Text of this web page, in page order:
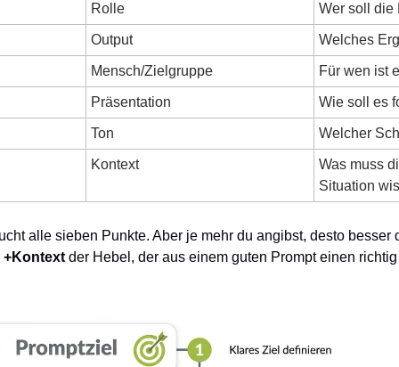
Rolle Wer soll die
Output Welches
Mensch/Zielgruppe Für wen ist
Präsentation Wie soll es
Ton Welcher
Kontext
Was muss
Situation
alle sieben Punkte. Aber je mehr du angibst, desto besser
+Kontext der Hebel, der aus einem guten Prompt einen